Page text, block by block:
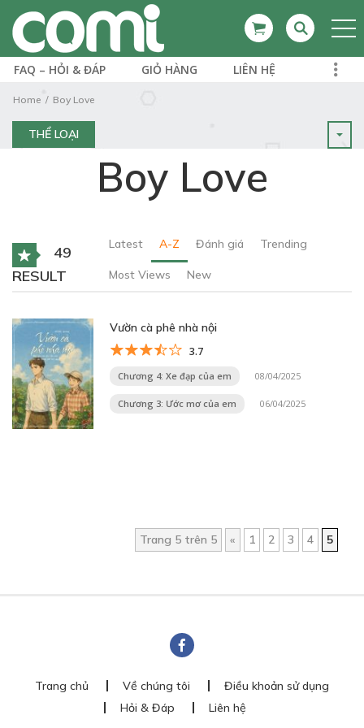
FAQ – HỎI & ĐÁP GIỎ HÀNG LIÊN HỆ
Home Boy Love
THỂ LOẠI
Boy Love
49
RESULT
Latest A-Z Đánh giá Trending
Most Views New
Vườn cà phê nhà nội
3.7
Chương 4: Xe đạp của em 08/04/2025
Chương 3: Ước mơ của em 06/04/2025
Trang 5 trên 5 « 1 2 3 4 5
Trang chủ Về chúng tôi
Điều khoản sử dụng
Hỏi & Đáp
Liên hệ